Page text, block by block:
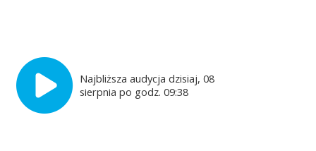
Najbliższa audycja dzisiaj, 08
sierpnia po godz. 09:38